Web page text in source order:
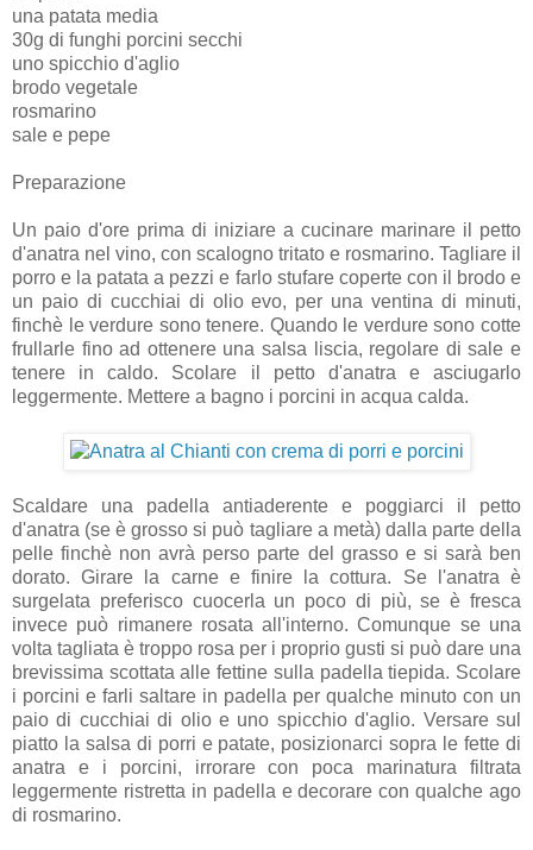
una patata media
30g di funghi porcini secchi
uno spicchio d'aglio
brodo vegetale
rosmarino
sale e pepe
Preparazione
Un paio d'ore prima di iniziare a cucinare marinare il petto
d'anatra nel vino, con scalogno tritato e rosmarino. Tagliare il
porro e la patata a pezzi e farlo stufare coperte con il brodo e
un paio di cucchiai di olio evo, per una ventina di minuti,
finchè le verdure sono tenere. Quando le verdure sono cotte
frullarle fino ad ottenere una salsa liscia, regolare di sale e
tenere in caldo. Scolare il petto d'anatra e asciugarlo
leggermente. Mettere a bagno i porcini in acqua calda.
Scaldare una padella antiaderente e poggiarci il petto
d'anatra (se è grosso si può tagliare a metà) dalla parte della
pelle finchè non avrà perso parte del grasso e si sarà ben
dorato. Girare la carne e finire la cottura. Se l'anatra è
surgelata preferisco cuocerla un poco di più, se è fresca
invece può rimanere rosata all'interno. Comunque se una
volta tagliata è troppo rosa per i proprio gusti si può dare una
brevissima scottata alle fettine sulla padella tiepida. Scolare
i porcini e farli saltare in padella per qualche minuto con un
paio di cucchiai di olio e uno spicchio d'aglio. Versare sul
piatto la salsa di porri e patate, posizionarci sopra le fette di
anatra e i porcini, irrorare con poca marinatura filtrata
leggermente ristretta in padella e decorare con qualche ago
di rosmarino.